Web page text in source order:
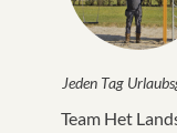
Jeden Tag
Team Het